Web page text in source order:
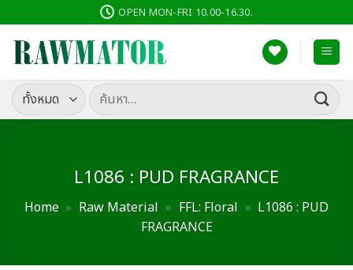
ไป
เนื้อหา
OPEN MON-FRI 10.00-16.30.
ค้นหา:
L1086 : PUD FRAGRANCE
Home » Raw Material » FFL: Floral » L1086 : PUD
FRAGRANCE